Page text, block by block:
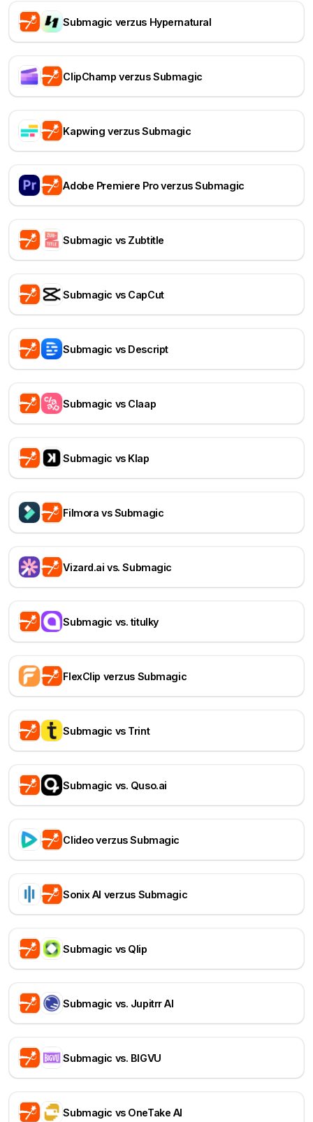
Submagic verzus Hypernatural
ClipChamp verzus Submagic
Kapwing verzus Submagic
Adobe Premiere Pro verzus Submagic
Submagic vs Zubtitle
Submagic vs CapCut
Submagic vs Descript
Submagic vs Claap
Submagic vs Klap
Filmora vs Submagic
Vizard.ai vs. Submagic
Submagic vs. titulky
FlexClip verzus Submagic
Submagic vs Trint
Submagic vs. Quso.ai
Clideo verzus Submagic
Sonix AI verzus Submagic
Submagic vs Qlip
Submagic vs. Jupitrr AI
Submagic vs. BIGVU
Submagic vs OneTake AI